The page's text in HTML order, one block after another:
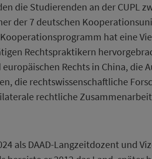
die Studierenden an der CUPL
der 7 deutschen
hat eine
Rechtspraktikern
Rechts in China, die
die rechtswissenschaftliche
rechtliche
als DAAD-Langzeitdozent und